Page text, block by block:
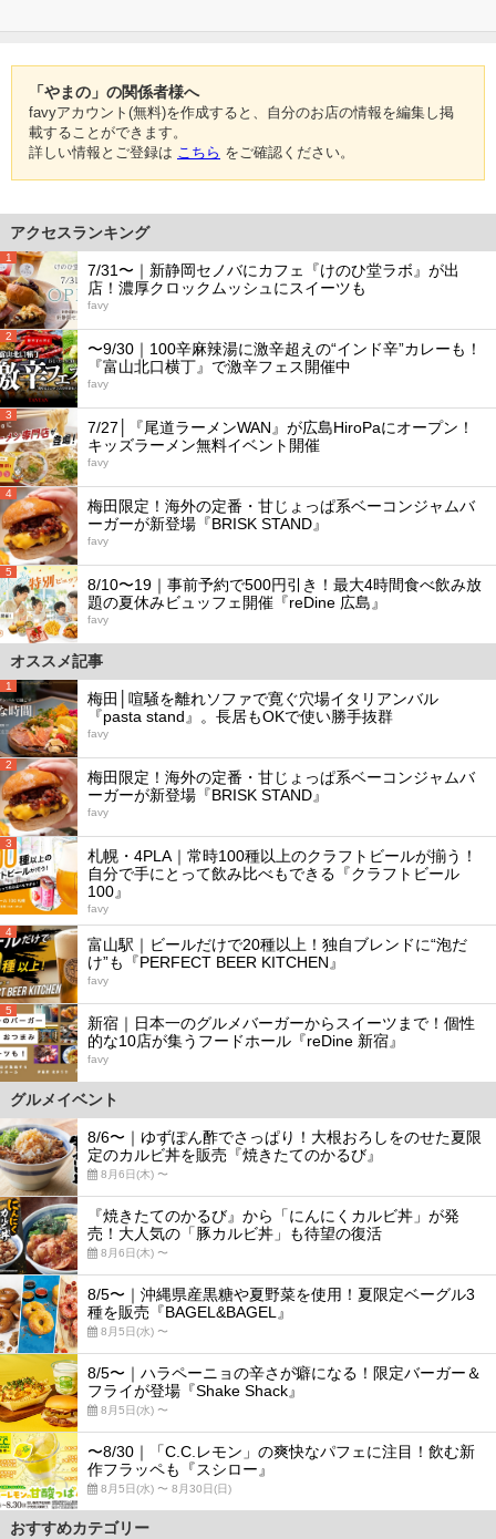
「やまの」の関係者様へ
favyアカウント(無料)を作成すると、自分のお店の情報を編集し掲
載することができます。
詳しい情報とご登録は こちら をご確認ください。
アクセスランキング
1
7/31〜｜新静岡セノバにカフェ『けのひ堂ラボ』が出
店！濃厚クロックムッシュにスイーツも
favy
2
〜9/30｜100辛麻辣湯に激辛超えの“インド辛”カレーも！
『富山北口横丁』で激辛フェス開催中
favy
3
7/27│『尾道ラーメンWAN』が広島HiroPaにオープン！
キッズラーメン無料イベント開催
favy
4
梅田限定！海外の定番・甘じょっぱ系ベーコンジャムバ
ーガーが新登場『BRISK STAND』
favy
5
8/10〜19｜事前予約で500円引き！最大4時間食べ飲み放
題の夏休みビュッフェ開催『reDine 広島』
favy
オススメ記事
1
梅田│喧騒を離れソファで寛ぐ穴場イタリアンバル
『pasta stand』。長居もOKで使い勝手抜群
favy
2
梅田限定！海外の定番・甘じょっぱ系ベーコンジャムバ
ーガーが新登場『BRISK STAND』
favy
3
札幌・4PLA｜常時100種以上のクラフトビールが揃う！
自分で手にとって飲み比べもできる『クラフトビール
100』
favy
4
富山駅｜ビールだけで20種以上！独自ブレンドに“泡だ
け”も『PERFECT BEER KITCHEN』
favy
5
新宿｜日本一のグルメバーガーからスイーツまで！個性
的な10店が集うフードホール『reDine 新宿』
favy
グルメイベント
8/6〜｜ゆずぽん酢でさっぱり！大根おろしをのせた夏限
定のカルビ丼を販売『焼きたてのかるび』
8月6日(木) 〜
『焼きたてのかるび』から「にんにくカルビ丼」が発
売！大人気の「豚カルビ丼」も待望の復活
8月6日(木) 〜
8/5〜｜沖縄県産黒糖や夏野菜を使用！夏限定ベーグル3
種を販売『BAGEL&BAGEL』
8月5日(水) 〜
8/5〜｜ハラペーニョの辛さが癖になる！限定バーガー＆
フライが登場『Shake Shack』
8月5日(水) 〜
〜8/30｜「C.C.レモン」の爽快なパフェに注目！飲む新
作フラッペも『スシロー』
8月5日(水) 〜 8月30日(日)
おすすめカテゴリー